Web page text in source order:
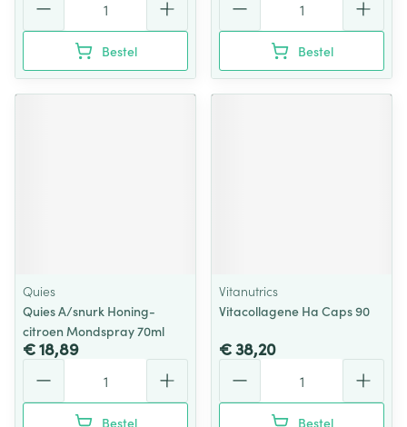
Bestel Bestel
Quies
Quies A/snurk Honing-
citroen Mondspray 70ml
€ 18,89
Bestel
Vitanutrics
Vitacollagene Ha Caps 90
€ 38,20
Bestel